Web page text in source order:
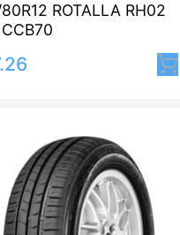
ROTALLA RH02